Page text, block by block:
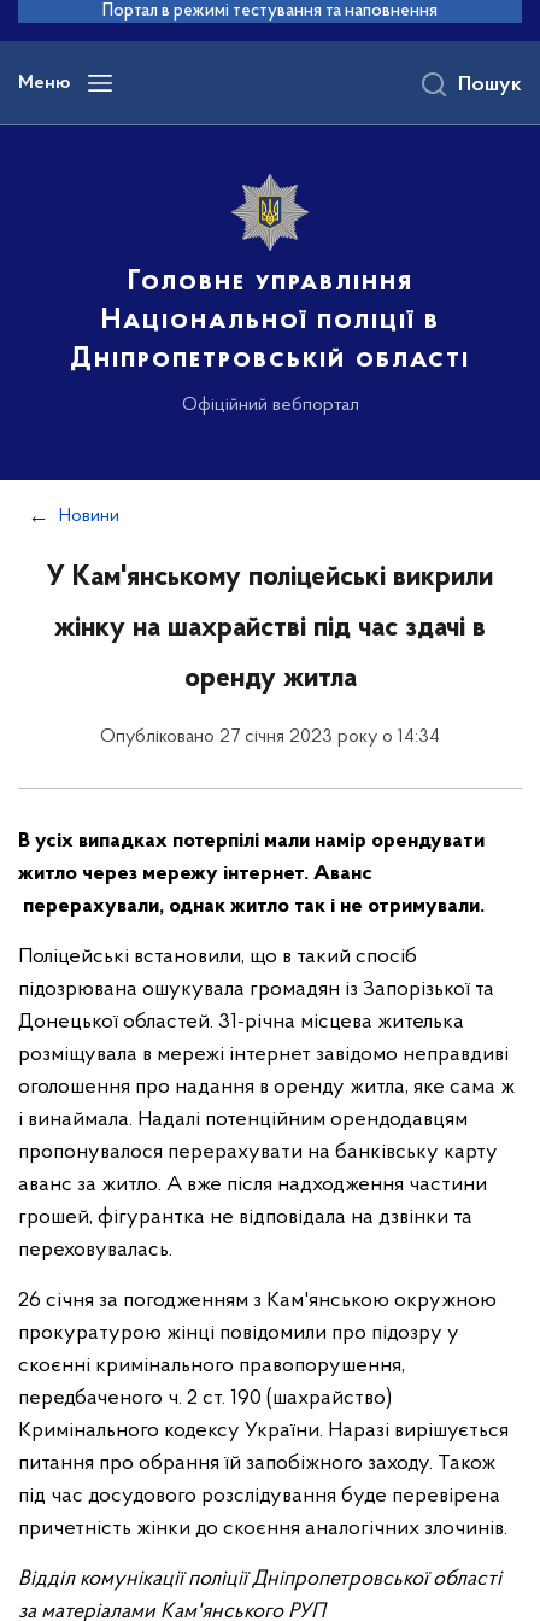
основного
вмісту
Портал в режимі тестування та наповнення
Меню
Головне управління
Національної поліції в
Дніпропетровській області
Офіційний вебпортал
Пошук
Новини
У Кам'янському поліцейські викрили
жінку на шахрайстві під час здачі в
оренду житла
Опубліковано 27 січня 2023 року о 14:34
В усіх випадках потерпілі мали намір орендувати
житло через мережу інтернет. Аванс
перерахували, однак житло так і не отримували.
Поліцейські встановили, що в такий спосіб
підозрювана ошукувала громадян із Запорізької та
Донецької областей. 31-річна місцева жителька
розміщувала в мережі інтернет завідомо неправдиві
оголошення про надання в оренду житла, яке сама ж
і винаймала. Надалі потенційним орендодавцям
пропонувалося перерахувати на банківську карту
аванс за житло. А вже після надходження частини
грошей, фігурантка не відповідала на дзвінки та
переховувалась.
26 січня за погодженням з Кам'янською окружною
прокуратурою жінці повідомили про підозру у
скоєнні кримінального правопорушення,
передбаченого ч. 2 ст. 190 (шахрайство)
Кримінального кодексу України. Наразі вирішується
питання про обрання їй запобіжного заходу. Також
під час досудового розслідування буде перевірена
причетність жінки до скоєння аналогічних злочинів.
Відділ комунікації поліції Дніпропетровської області
за матеріалами Кам'янського РУП